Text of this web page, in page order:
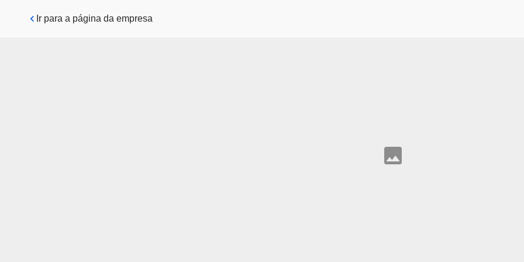
Pular para o conteúdo principal
Ir para a página da empresa